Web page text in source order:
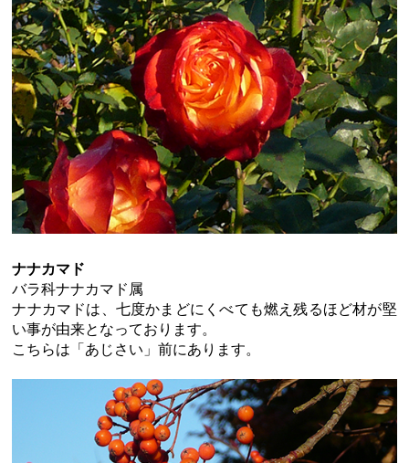
ナナカマド
バラ科ナナカマド属
ナナカマドは、七度かまどにくべても燃え残るほど材が堅
い事が由来となっております。
こちらは「あじさい」前にあります。